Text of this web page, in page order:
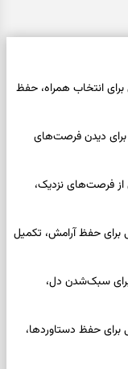
۱۴۰۵ | نشانه‌هایی برای انتخاب همراه، حفظ
۱۴۰۵ | نقش‌هایی برای دیدن فرصت‌های
۱۴۰۵ | نقش‌هایی از فرصت‌های نزدیک،
۱۴۰۵ | نشانه‌هایی برای حفظ آرامش، تکمیل
۱۴۰۵ | نیت‌هایی برای سبک‌شدن دل،
مرداد ۱۴۰۵ | کارت‌هایی برای حفظ دستاوردها،